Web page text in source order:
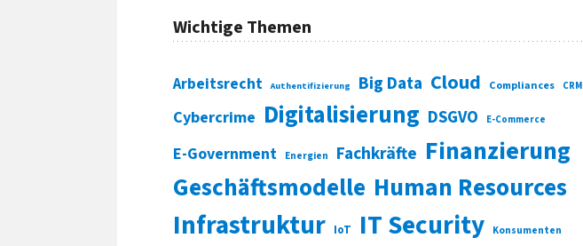
Wichtige Themen
Arbeitsrecht Authentifizierung Big Data Cloud Compliances CRM
Cybercrime Digitalisierung DSGVO E-Commerce
E-Government Energien Fachkräfte Finanzierung
Geschäftsmodelle Human Resources
Infrastruktur IoT IT Security Konsumenten